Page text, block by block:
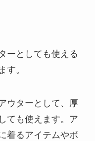
ーとしても使える
す。
ウターとして、厚
ても使えます。ア
着るアイテムやボ